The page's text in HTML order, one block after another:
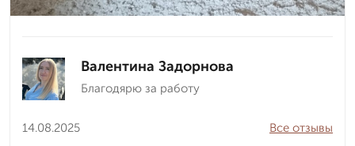
Валентина Задорнова
Благодярю за работу
14.08.2025
Все отзывы